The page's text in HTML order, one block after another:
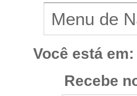
Você está em:
Recebe